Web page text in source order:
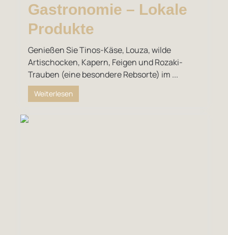
Gastronomie – Lokale
Produkte
Genießen Sie Tinos-Käse, Louza, wilde
Artischocken, Kapern, Feigen und Rozaki-
Trauben (eine besondere Rebsorte) im ...
Weiterlesen